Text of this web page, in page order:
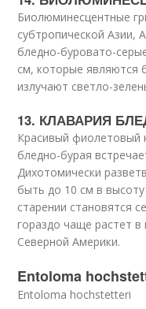
Биолюминесцентные
субтропической Азии,
бледно-буровато-
см, которые являются
излучают светло-
13. КЛАВАРИЯ
Красивый фиолетовый
бледно-бурая
Дихотомически
быть до 10 см в
старении становятся
гораздо чаще растет
Северной Америки.
Entoloma
Entoloma hochstetteri